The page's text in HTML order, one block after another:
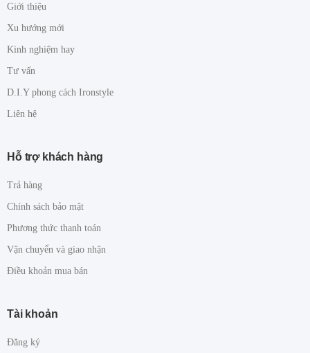
Giới thiệu
Xu hướng mới
Kinh nghiệm hay
Tư vấn
D.I.Y phong cách Ironstyle
Liên hệ
Hỗ trợ khách hàng
Trả hàng
Chính sách bảo mật
Phương thức thanh toán
Vận chuyển và giao nhận
Điều khoản mua bán
Tài khoản
Đăng ký